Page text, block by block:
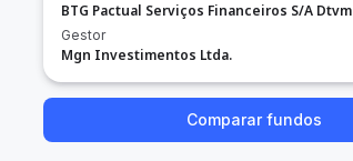
BTG Pactual Serviços Financeiros S/A Dtvm
Gestor
Mgn Investimentos Ltda.
Comparar fundos